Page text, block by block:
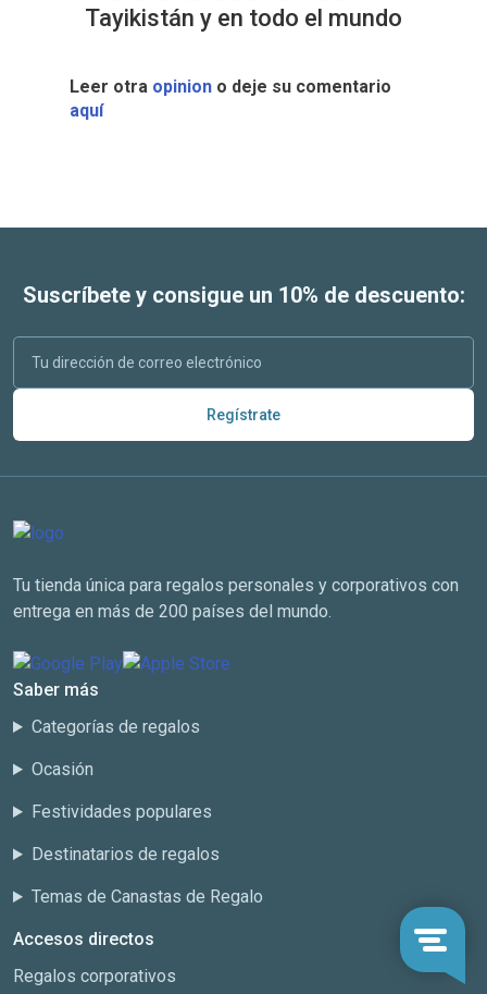
Tayikistán y en todo el mundo
Leer otra opiniono deje su comentario
aquí
Suscríbete y consigue un 10% de descuento:
Regístrate
Tu tienda única para regalos personales y corporativos con
entrega en más de 200 países del mundo.
Saber más
Categorías de regalos
Ocasión
Festividades populares
Destinatarios de regalos
Temas de Canastas de Regalo
Accesos directos
Regalos corporativos